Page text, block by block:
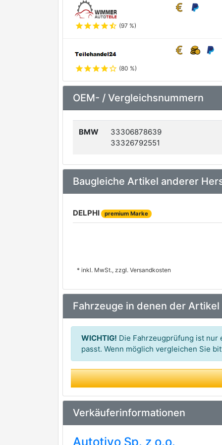
starstarstarstarstar_half (97 %)
starstarstarstarstar_outline (80 %)
OEM- / Vergleichsnummern
BMW
33306878639
33326792551
Baugleiche Artikel anderer
DELPHI premium Marke
* inkl. MwSt., zzgl. Versandkosten
Fahrzeuge in denen der
WICHTIG! Die Fahrzeugprüfung ist nur
passt. Wenn möglich vergleichen Sie
Verkäuferinformationen
Autotivo Sp. z o.o.